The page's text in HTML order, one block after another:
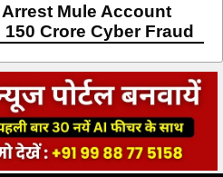
Mule Account
Crore Cyber Fraud